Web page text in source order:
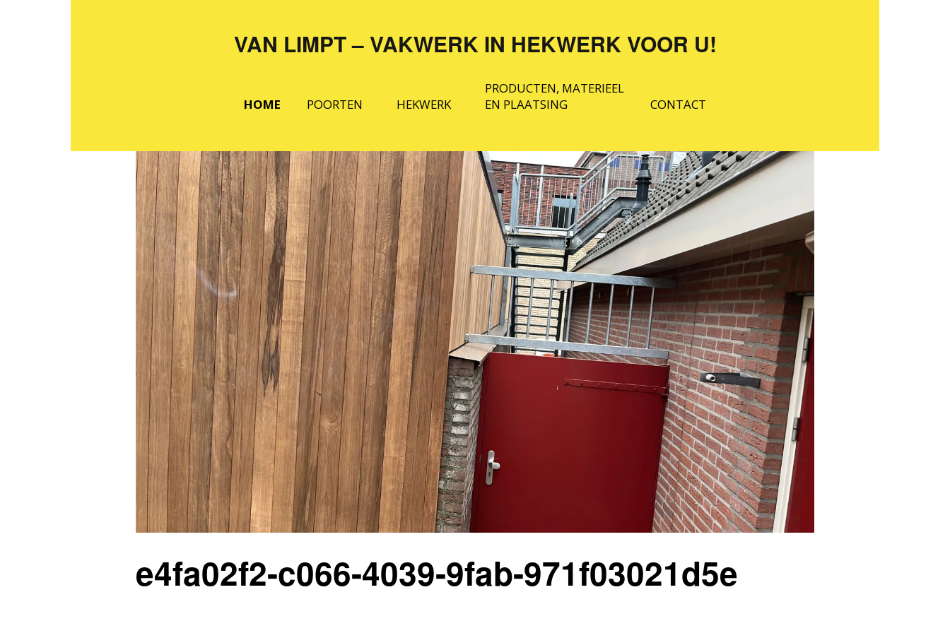
VAN LIMPT – VAKWERK IN HEKWERK VOOR U!
HOME POORTEN
DRAAIPOORTEN
SIER
DRAAIPOORTEN
ROLPOORTEN
HEKWERK
SIER HEKWERK
GAAS EN DUBBEL
STAAFMAT
PRODUCTEN, MATERIEEL
EN PLAATSING
AUTOMATISERING
INSTALLATIE EN
PLAATSING
OVERIGE PRODUCTEN
CONTACT
e4fa02f2-c066-4039-9fab-971f03021d5e